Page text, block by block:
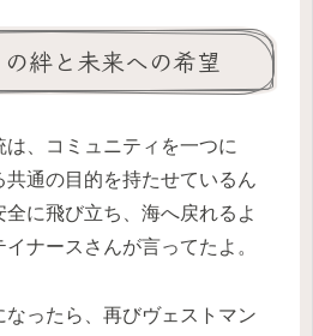
絆と未来への希望
は、コミュニティを一つに
共通の目的を持たせているん
に飛び立ち、海へ戻れるよ
ナースさんが言ってたよ。
ったら、再びヴェストマン